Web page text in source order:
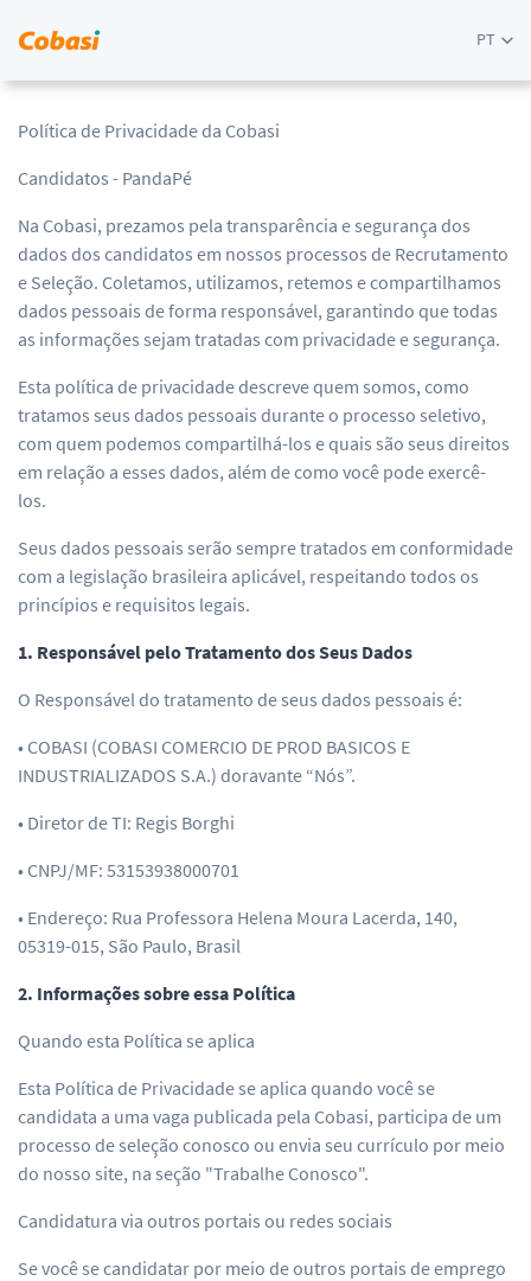
PT
Política de Privacidade da Cobasi
Candidatos - PandaPé
Na Cobasi, prezamos pela transparência e segurança dos
dados dos candidatos em nossos processos de Recrutamento
e Seleção. Coletamos, utilizamos, retemos e compartilhamos
dados pessoais de forma responsável, garantindo que todas
as informações sejam tratadas com privacidade e segurança.
Esta política de privacidade descreve quem somos, como
tratamos seus dados pessoais durante o processo seletivo,
com quem podemos compartilhá-los e quais são seus direitos
em relação a esses dados, além de como você pode exercê-
los.
Seus dados pessoais serão sempre tratados em conformidade
com a legislação brasileira aplicável, respeitando todos os
princípios e requisitos legais.
1. Responsável pelo Tratamento dos Seus Dados
O Responsável do tratamento de seus dados pessoais é:
• COBASI (COBASI COMERCIO DE PROD BASICOS E
INDUSTRIALIZADOS S.A.) doravante “Nós”.
• Diretor de TI: Regis Borghi
• CNPJ/MF: 53153938000701
• Endereço: Rua Professora Helena Moura Lacerda, 140,
05319-015, São Paulo, Brasil
2. Informações sobre essa Política
Quando esta Política se aplica
Esta Política de Privacidade se aplica quando você se
candidata a uma vaga publicada pela Cobasi, participa de um
processo de seleção conosco ou envia seu currículo por meio
do nosso site, na seção "Trabalhe Conosco".
Candidatura via outros portais ou redes sociais
Se você se candidatar por meio de outros portais de emprego